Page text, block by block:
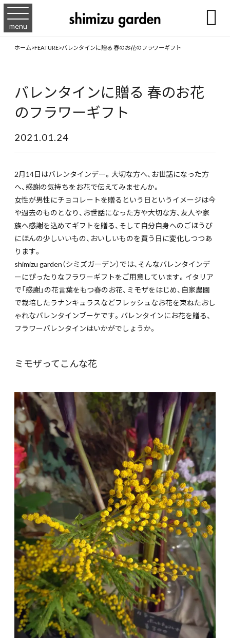
menu 
ホーム>FEATURE>バレンタインに贈る 春のお花のフラワーギフト
バレンタインに贈る 春のお花
のフラワーギフト
2021.01.24
2月14日はバレンタインデー。大切な方へ、お世話になった方
へ、感謝の気持ちをお花で伝えてみませんか。
女性が男性にチョコレートを贈るという日というイメージは今
や過去のものとなり、お世話になった方や大切な方、友人や家
族へ感謝を込めてギフトを贈る、そして自分自身へのごほうび
にほんの少しいいもの、おいしいものを買う日に変化しつつあ
ります。
shimizu garden（シミズガーデン）では、そんなバレンタインデ
ーにぴったりなフラワーギフトをご用意しています。イタリア
で「感謝」の花言葉をもつ春のお花、ミモザをはじめ、自家農園
で栽培したラナンキュラスなどフレッシュなお花を束ねたおし
ゃれなバレンタインブーケです。バレンタインにお花を贈る、
フラワーバレンタインはいかがでしょうか。
ミモザってこんな花